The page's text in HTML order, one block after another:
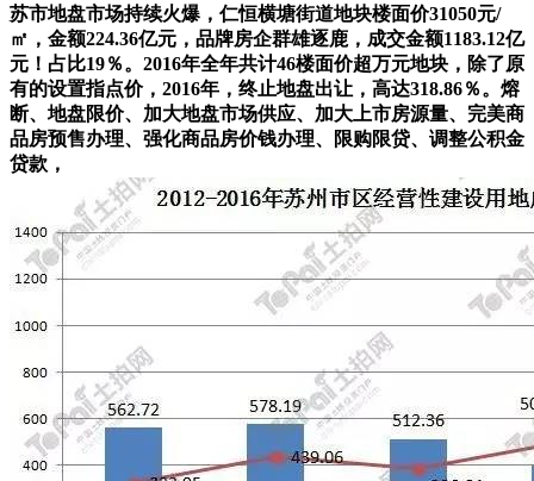
苏市地盘市场持续火爆，仁恒横塘街道地块楼面价31050元/
㎡，金额224.36亿元，品牌房企群雄逐鹿，成交金额1183.12亿
元！占比19％。2016年全年共计46楼面价超万元地块，除了原
有的设置指点价，2016年，终止地盘出让，高达318.86％。熔
断、地盘限价、加大地盘市场供应、加大上市房源量、完美商
品房预售办理、强化商品房价钱办理、限购限贷、调整公积金
贷款，